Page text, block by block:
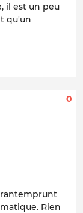
il est un peu
qu'un
0
Rien